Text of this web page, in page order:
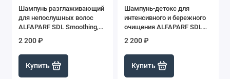
Шампунь разглаживающий
для непослушных волос
ALFAPARF SDL Smoothing,
2 200 ₽
Купить
Шампунь-детокс для
интенсивного и бережного
очищения ALFAPARF SDL
2 200 ₽
Купить